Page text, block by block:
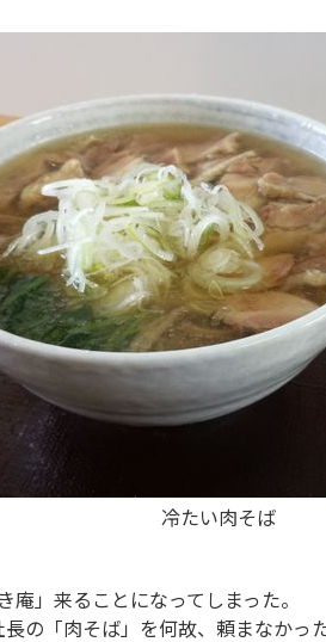
冷たい肉そば
庵」来ることになってしまった。
の「肉そば」を何故、頼まなかっ